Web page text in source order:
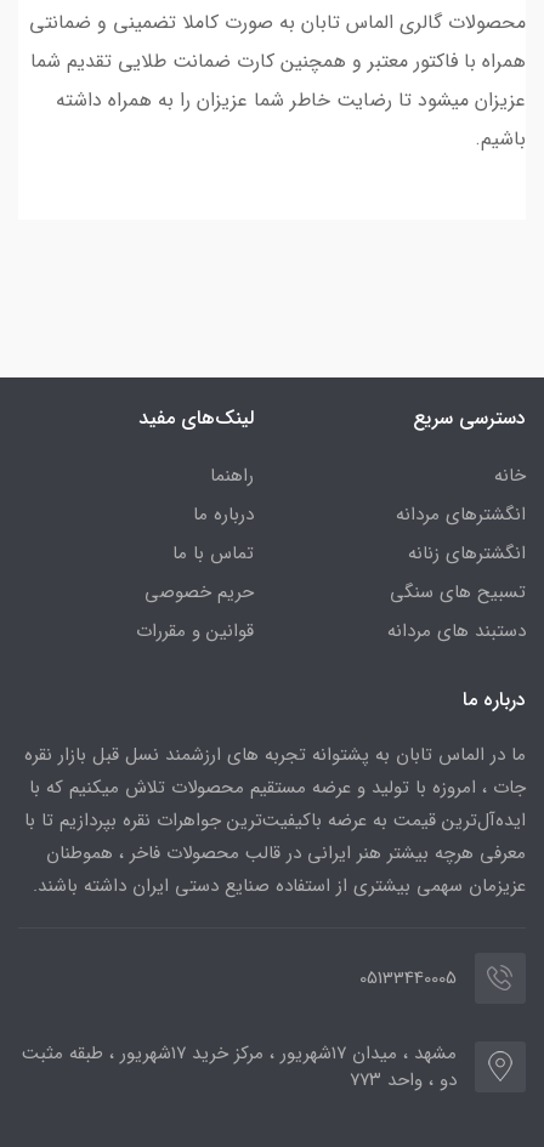
محصولات گالری الماس تابان به صورت کاملا تضمینی و ضمانتی
همراه با فاکتور معتبر و همچنین کارت ضمانت طلایی تقدیم شما
عزیزان میشود تا رضایت خاطر شما عزیزان را به همراه داشته
باشیم.
دسترسی سریع
خانه
انگشترهای مردانه
انگشترهای زنانه
تسبیح های سنگی
دستبند های مردانه
لینک‌های مفید
راهنما
درباره ما
تماس با ما
حریم خصوصی
قوانین و مقررات
درباره ما
ما در الماس تابان به پشتوانه تجربه های ارزشمند نسل قبل بازار نقره
جات ، امروزه با تولید و عرضه مستقیم محصولات تلاش میکنیم که با
ایده‌آل‌ترین قیمت به عرضه باکیفیت‌ترین جواهرات نقره بپردازیم تا با
معرفی هرچه بیشتر هنر ایرانی در قالب محصولات فاخر ، هموطنان
عزیزمان سهمی بیشتری از استفاده صنایع دستی ایران داشته باشند.
05133440005
مشهد ، میدان ۱۷شهریور ، مرکز خرید ۱۷شهریور ، طبقه مثبت
دو ، واحد ۷۷۳